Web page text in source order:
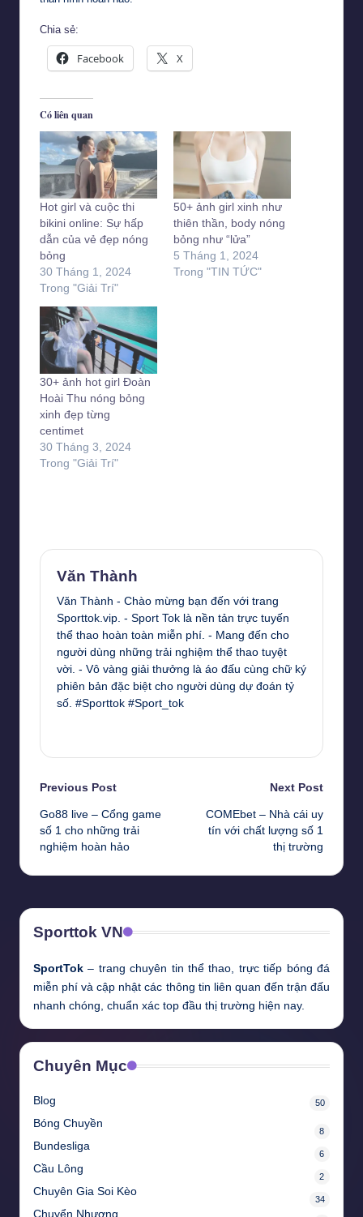
Chia sẻ:
Facebook X
Có liên quan
Hot girl và cuộc thi
bikini online: Sự hấp
dẫn của vẻ đẹp nóng
bỏng
30 Tháng 1, 2024
Trong "Giải Trí"
50+ ảnh girl xinh như
thiên thần, body nóng
bỏng như “lửa”
5 Tháng 1, 2024
Trong "TIN TỨC"
30+ ảnh hot girl Đoàn
Hoài Thu nóng bỏng
xinh đẹp từng
centimet
30 Tháng 3, 2024
Trong "Giải Trí"
Văn Thành
Văn Thành - Chào mừng bạn đến với trang
Sporttok.vip. - Sport Tok là nền tản trực tuyến
thể thao hoàn toàn miễn phí. - Mang đến cho
người dùng những trải nghiệm thể thao tuyệt
vời. - Vô vàng giải thưởng là áo đấu cùng chữ ký
phiên bản đặc biệt cho người dùng dự đoán tỷ
số. #Sporttok #Sport_tok
Post
navigation
Previous Post
Go88 live – Cổng game
số 1 cho những trải
nghiệm hoàn hảo
Next Post
COMEbet – Nhà cái uy
tín với chất lượng số 1
thị trường
Sporttok VN
SportTok – trang chuyên tin thể thao, trực tiếp bóng đá
miễn phí và cập nhật các thông tin liên quan đến trận đấu
nhanh chóng, chuẩn xác top đầu thị trường hiện nay.
Chuyên Mục
Blog 50
Bóng Chuyền
8
Bundesliga
6
Cầu Lông
2
Chuyên Gia Soi Kèo
34
Chuyển Nhượng